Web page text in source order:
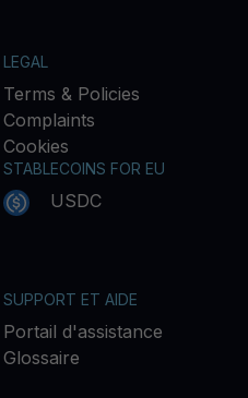
LEGAL
Terms & Policies
Complaints
Cookies
STABLECOINS FOR EU
USDC
SUPPORT ET AIDE
Portail d'assistance
Glossaire